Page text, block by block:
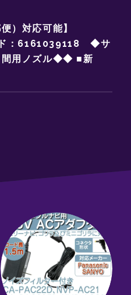
）対応可能】
：6161039118 ◆サ
用ノズル◆◆ ■新